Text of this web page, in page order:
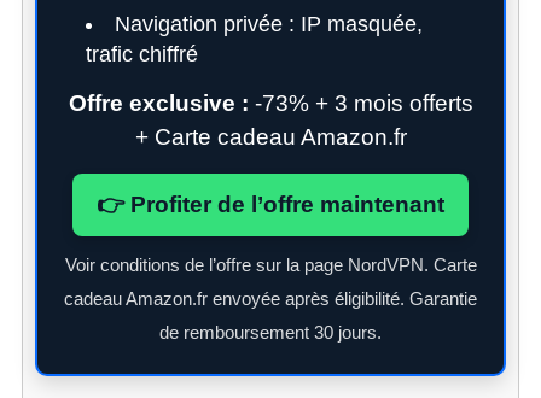
Navigation privée : IP masquée,
trafic chiffré
Offre exclusive : -73% + 3 mois offerts
+ Carte cadeau Amazon.fr
👉 Profiter de l’offre maintenant
Voir conditions de l’offre sur la page NordVPN. Carte
cadeau Amazon.fr envoyée après éligibilité. Garantie
de remboursement 30 jours.